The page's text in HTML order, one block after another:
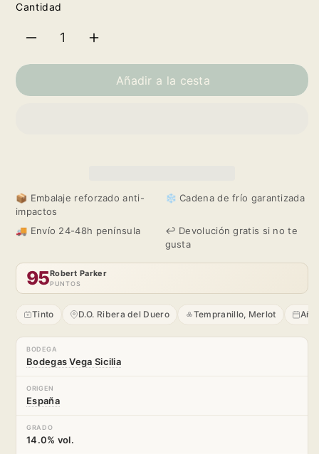
Cantidad
Sicilia
Valbuena
5º
Año
2019
cantidad
Sicilia
Valbuena
5º
Año
2019
Añadir a la cesta
📦 Embalaje reforzado anti-
impactos
❄️ Cadena de frío garantizada
🚚 Envío 24-48h península
↩️ Devolución gratis si no te
gusta
95Robert Parker
PUNTOS
Tinto D.O. Ribera del Duero Tempranillo, Merlot
BODEGA
Bodegas Vega Sicilia
ORIGEN
España
GRADO
14.0% vol.